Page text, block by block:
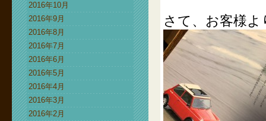
2016年10月
2016年9月
2016年8月
2016年7月
2016年6月
2016年5月
2016年4月
2016年3月
2016年2月
さて、お客様